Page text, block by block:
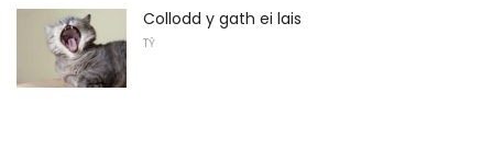
Collodd y gath ei lais
TŶ